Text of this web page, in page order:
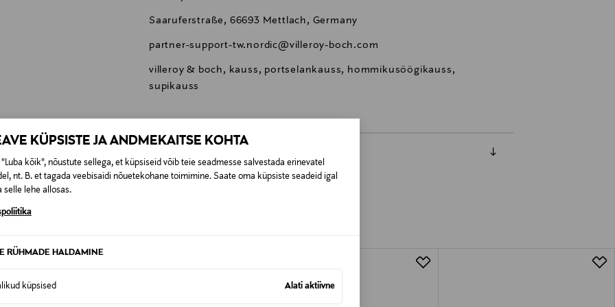
KÜPSISTE JA ANDMEKAITSE KOHTA
kõik", nõustute sellega, et küpsiseid võib teie seadmesse salvestada erinevatel
nt. B. et tagada veebisaidi nõuetekohane toimimine. Saate oma küpsiste seadeid igal
selle lehe allosas.
RÜHMADE HALDAMINE
küpsised Alati aktiivne
Saaruferstraße, 66693 Mettlach, Germany
partner-support-tw.nordic@villeroy-boch.com
villeroy & boch, kauss, portselankauss, hommikusöögikauss,
supikauss
0,00 €
KA